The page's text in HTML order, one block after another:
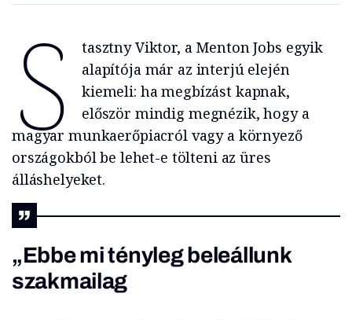
S
tasztny Viktor, a Menton Jobs egyik
alapítója már az interjú elején
kiemeli: ha megbízást kapnak,
először mindig megnézik, hogy a
magyar munkaerőpiacról vagy a környező
országokból be lehet-e tölteni az üres
álláshelyeket.
„Ebbe mi tényleg beleállunk
szakmailag